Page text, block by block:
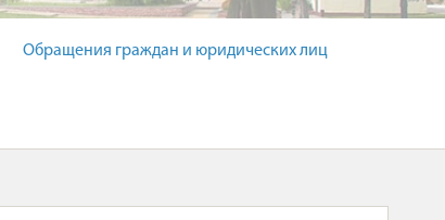
Обращения граждан и юридических лиц